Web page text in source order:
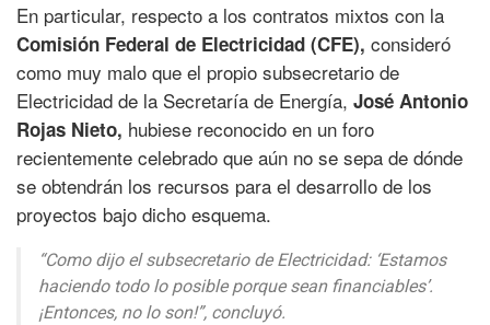
En particular, respecto a los contratos mixtos con la
Comisión Federal de Electricidad (CFE), consideró
como muy malo que el propio subsecretario de
Electricidad de la Secretaría de Energía, José Antonio
Rojas Nieto, hubiese reconocido en un foro
recientemente celebrado que aún no se sepa de dónde
se obtendrán los recursos para el desarrollo de los
proyectos bajo dicho esquema.
“Como dijo el subsecretario de Electricidad: ‘Estamos
haciendo todo lo posible porque sean financiables’.
¡Entonces, no lo son!”, concluyó.